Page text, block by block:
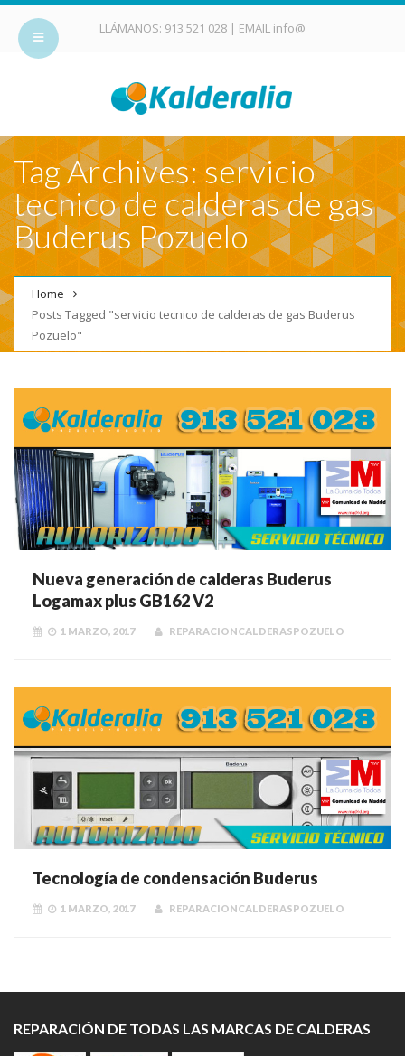
LLÁMANOS: 913 521 028 | EMAIL info@
Tag Archives: servicio
tecnico de calderas de gas
Buderus Pozuelo
Home
Posts Tagged "servicio tecnico de calderas de gas Buderus
Pozuelo"
Nueva generación de calderas Buderus
Logamax plus GB162 V2
1 MARZO, 2017 REPARACIONCALDERASPOZUELO
Tecnología de condensación Buderus
1 MARZO, 2017 REPARACIONCALDERASPOZUELO
REPARACIÓN DE TODAS LAS MARCAS DE CALDERAS